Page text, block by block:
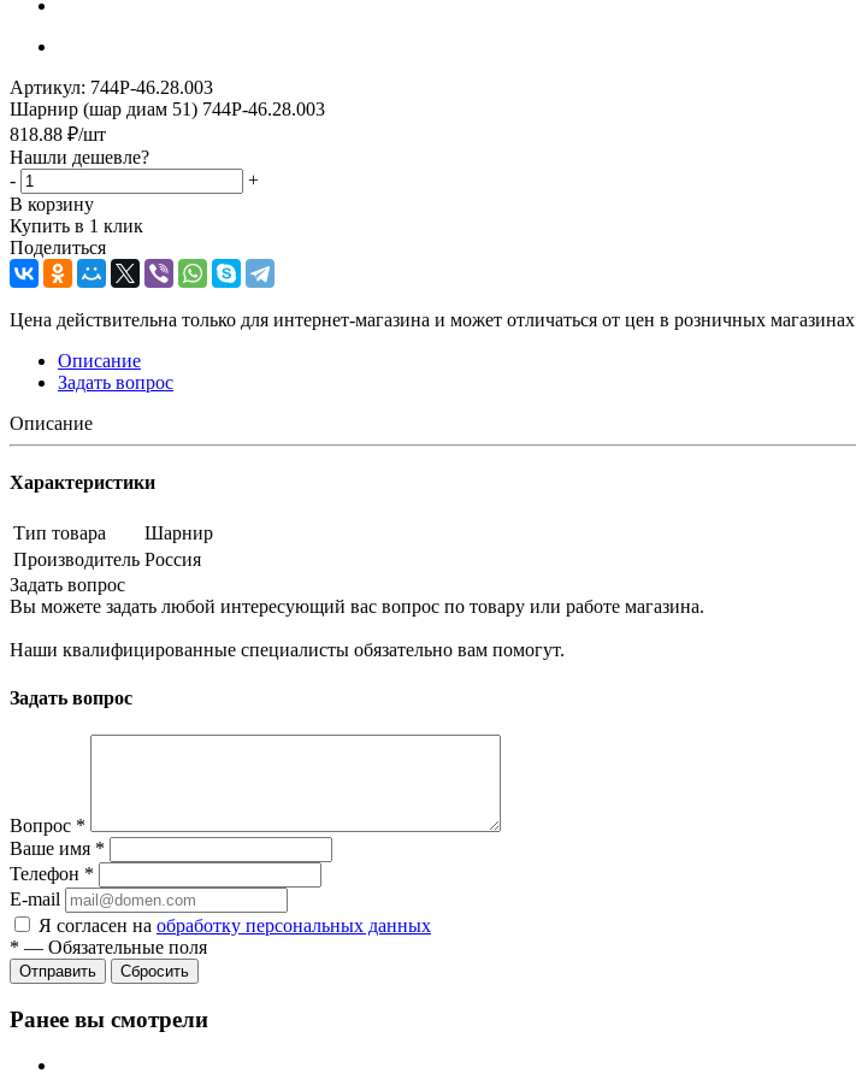
Артикул: 744Р-46.28.003
Шарнир (шар диам 51) 744Р-46.28.003
818.88 ₽/шт
Нашли дешевле?
-
+
В корзину
Купить в 1 клик
Поделиться
Цена действительна только для интернет-магазина и может отличаться от цен в розничных магазинах
Описание
Задать вопрос
Описание
Характеристики
Тип товара
Шарнир
Производитель Россия
Задать вопрос
Вы можете задать любой интересующий вас вопрос по товару или работе магазина.
Наши квалифицированные специалисты обязательно вам помогут.
Задать вопрос
Вопрос *
Ваше имя *
Телефон *
E-mail
Я согласен на обработку персональных данных
* — Обязательные поля
Сбросить
Ранее вы смотрели